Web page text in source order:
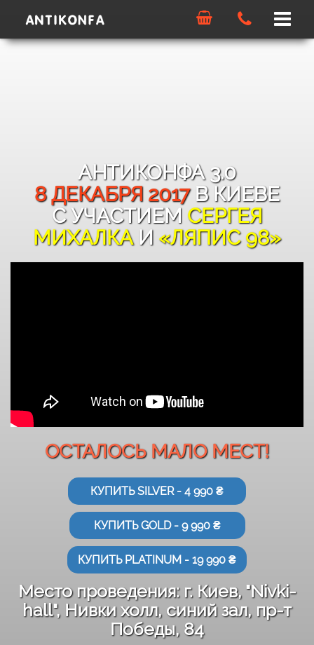
Почем?
ЧаВо?
Еще?
АНТИКОНФА 3.0
8 ДЕКАБРЯ 2017В КИЕВЕ
С УЧАСТИЕМ СЕРГЕЯ
МИХАЛКАИ «ЛЯПИС 98»
ОСТАЛОСЬ МАЛО МЕСТ!
КУПИТЬ SILVER - 4 990 ₴
КУПИТЬ GOLD - 9 990 ₴
КУПИТЬ PLATINUM - 19 990 ₴
Место проведения: г. Киев, "Nivki-
hall", Нивки холл, синий зал, пр-т
Победы, 84